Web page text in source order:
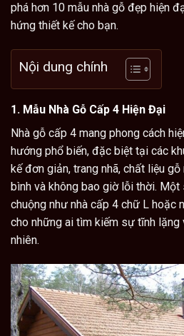
phá hơn 10 mẫu nhà gỗ đẹp hiện
hứng thiết kế cho bạn.
Nội dung chính
1. Mẫu Nhà Gỗ Cấp 4 Hiện Đại
Nhà gỗ cấp 4 mang phong cách
hướng phổ biến, đặc biệt tại các
kế đơn giản, trang nhã, chất liệu
bình và không bao giờ lỗi thời.
chuộng như nhà cấp 4 chữ L hoặc
cho những ai tìm kiếm sự tĩnh
nhiên.